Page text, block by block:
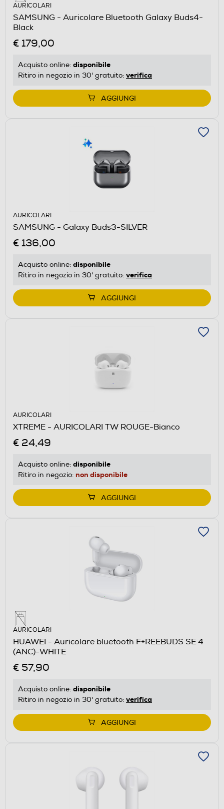
AURICOLARI
SAMSUNG - Auricolare Bluetooth Galaxy Buds4-
Black
€ 179,00
Acquisto online: disponibile
Ritiro in negozio in 30' gratuito: verifica
AGGIUNGI
AURICOLARI
SAMSUNG - Galaxy Buds3-SILVER
€ 136,00
Acquisto online: disponibile
Ritiro in negozio in 30' gratuito: verifica
AGGIUNGI
AURICOLARI
XTREME - AURICOLARI TW ROUGE-Bianco
€ 24,49
Acquisto online: disponibile
Ritiro in negozio: non disponibile
AGGIUNGI
AURICOLARI
HUAWEI - Auricolare bluetooth F+REEBUDS SE 4
(ANC)-WHITE
€ 57,90
Acquisto online: disponibile
Ritiro in negozio in 30' gratuito: verifica
AGGIUNGI